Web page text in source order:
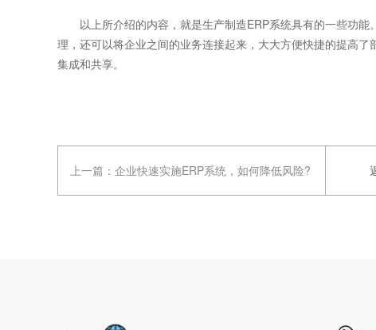
以上所介绍的内容，就是生产制造ERP系统具有的一些功能
理，还可以将企业之间的业务连接起来，大大方便快捷的提高
集成和共享。
上一篇： 企业快速实施ERP系统，如何降低风险?